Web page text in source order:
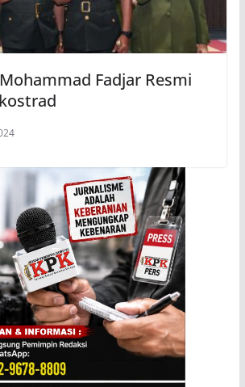
Fadjar Resmi